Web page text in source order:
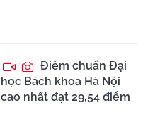
Điểm chuẩn Đại
học Bách khoa Hà Nội
cao nhất đạt 29,54 điểm